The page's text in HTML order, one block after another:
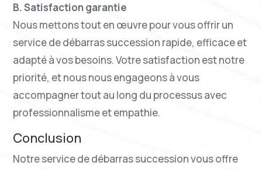
B. Satisfaction garantie
Nous mettons tout en œuvre pour vous offrir un
service de débarras succession rapide, efficace et
adapté à vos besoins. Votre satisfaction est notre
priorité, et nous nous engageons à vous
accompagner tout au long du processus avec
professionnalisme et empathie.
Conclusion
Notre service de débarras succession vous offre